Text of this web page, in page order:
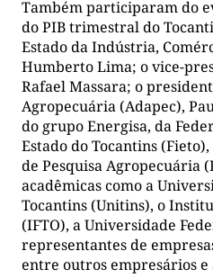
Também participaram do
do PIB trimestral do
Estado da Indústria,
Humberto Lima; o vice-
Rafael Massara; o
Agropecuária (Adapec),
do grupo Energisa, da
Estado do Tocantins
de Pesquisa Agropecuária
acadêmicas como a
Tocantins (Unitins), o
(IFTO), a Universidade
representantes de
entre outros empresários e